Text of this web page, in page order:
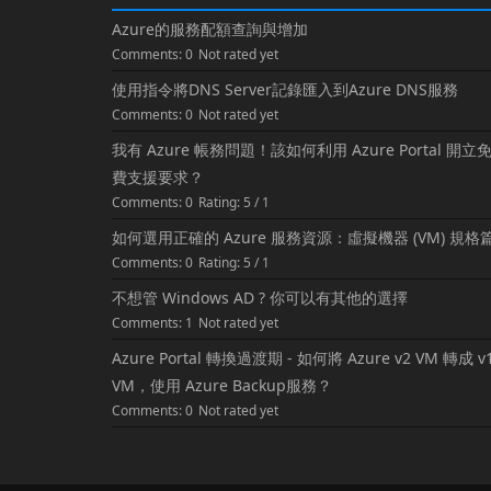
Azure的服務配額查詢與增加
Comments: 0 Not rated yet
使用指令將DNS Server記錄匯入到Azure DNS服務
Comments: 0 Not rated yet
我有 Azure 帳務問題！該如何利用 Azure Portal 開立免
費支援要求？
Comments: 0 Rating: 5 / 1
如何選用正確的 Azure 服務資源：虛擬機器 (VM) 規格
Comments: 0 Rating: 5 / 1
不想管 Windows AD ? 你可以有其他的選擇
Comments: 1 Not rated yet
Azure Portal 轉換過渡期 - 如何將 Azure v2 VM 轉成 v1
VM，使用 Azure Backup服務？
Comments: 0 Not rated yet